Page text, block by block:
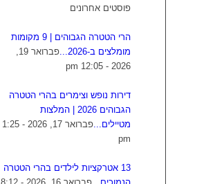
פוסטים אחרונים
הרי הטטרה הגבוהים | 9 מקומות
מומלצים ב-2026...
פברואר 19,
2026 - 12:05 pm
דירות נופש וצימרים בהרי הטטרה
הגבוהים 2026 | המלצות
מטיילים...
פברואר 17, 2026 - 1:25
pm
13 אטרקציות לילדים בהרי הטטרה